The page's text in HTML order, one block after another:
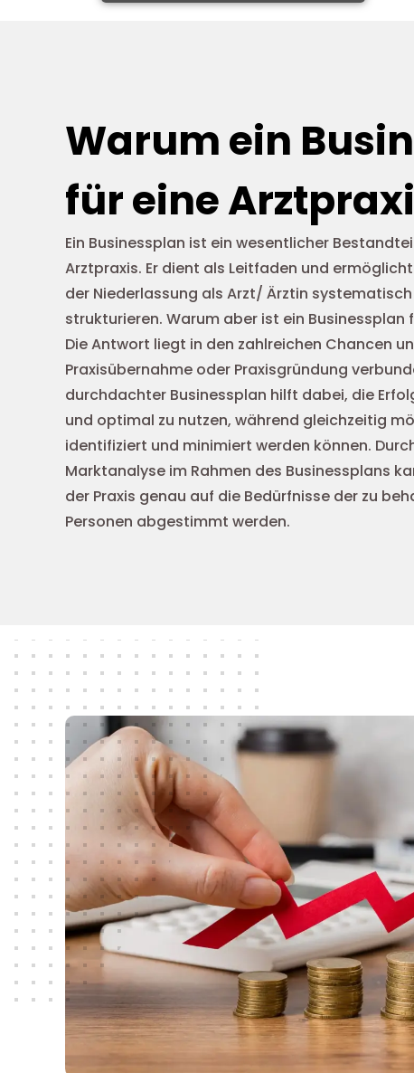
Warum ein
für eine
Ein Businessplan ist ein wesentlicher
Arztpraxis. Er dient als Leitfaden und
der Niederlassung als Arzt/ Ärztin
strukturieren. Warum aber ist ein Businessplan
Die Antwort liegt in den zahlreichen Chancen
Praxisübernahme oder Praxisgründung
durchdachter Businessplan hilft dabei, die
und optimal zu nutzen, während gleichzeitig
identifiziert und minimiert werden können.
Marktanalyse im Rahmen des Businessplans
der Praxis genau auf die Bedürfnisse der zu
Personen abgestimmt werden.